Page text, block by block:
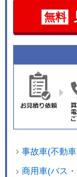
無料
事故車(不動
商用車(バス